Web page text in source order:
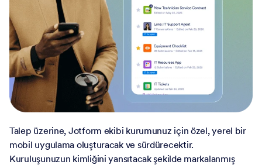
Talep üzerine, Jotform ekibi kurumunuz için özel, yerel bir
mobil uygulama oluşturacak ve sürdürecektir.
Kuruluşunuzun kimliğini yansıtacak şekilde markalanmış